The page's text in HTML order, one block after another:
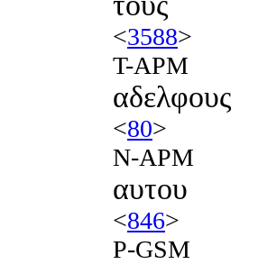
<3588>
T-APM
αδελφους
<80>
N-APM
αυτου
<846>
P-GSM